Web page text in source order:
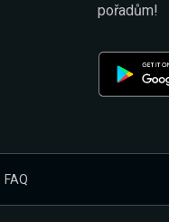
pořadům!
FAQ